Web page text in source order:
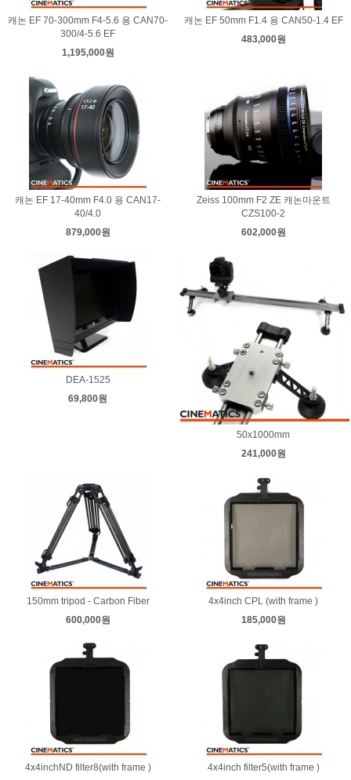
캐논 EF 70-300mm F4-5.6 용 CAN70-
300/4-5.6 EF
1,195,000원
캐논 EF 50mm F1.4 용 CAN50-1.4 EF
483,000원
캐논 EF 17-40mm F4.0 용 CAN17-
40/4.0
879,000원
Zeiss 100mm F2 ZE 캐논마운트
CZS100-2
602,000원
DEA-1525
69,800원
50x1000mm
241,000원
150mm tripod - Carbon Fiber
600,000원
4x4inch CPL (with frame )
185,000원
4x4inchND filter8(with frame )
4x4inch filter5(with frame )